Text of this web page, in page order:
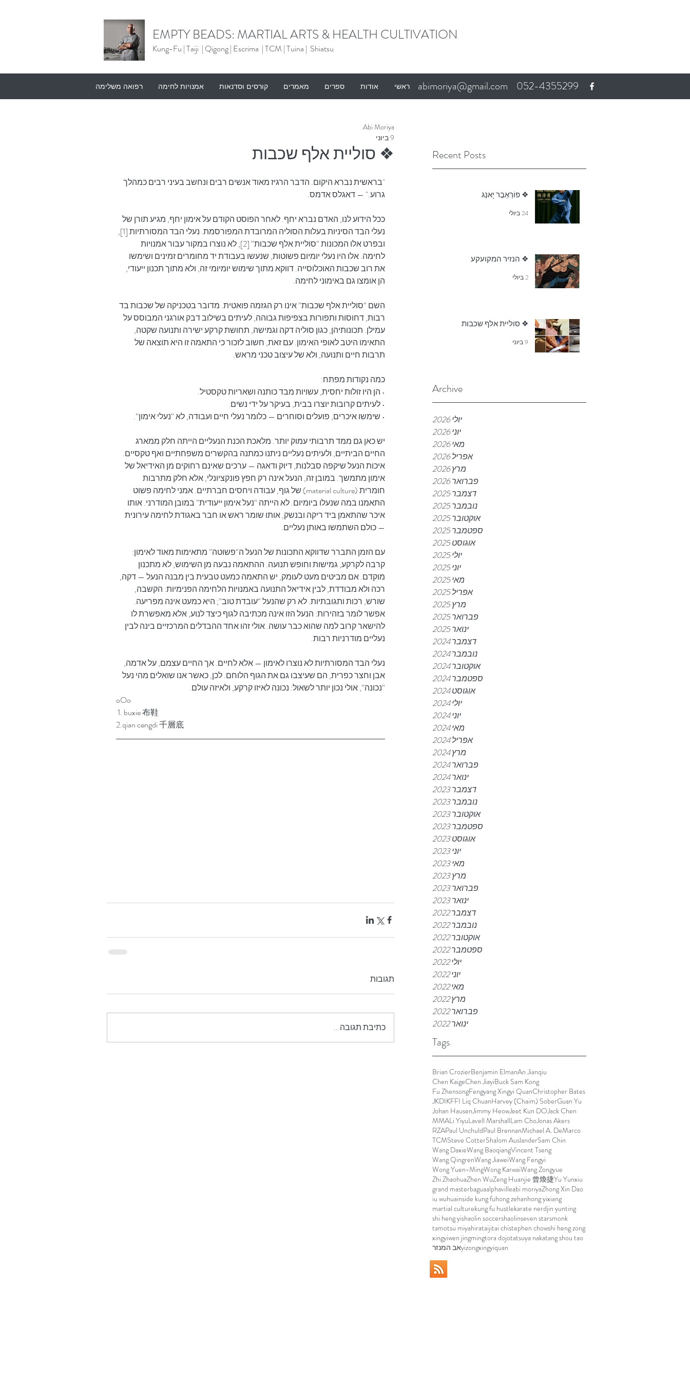
EMPTY BEADS: MARTIAL ARTS & HEALTH CULTIVATION
Kung-Fu |Taiji | Qigong | Escrima |TCM |Tuina | Shiatsu
ראשי אודות ספרים מאמרים קורסים וסדנאות אמנויות לחימה רפואה משלימה abimoriya@gmail.com 052-4355299
Recent Posts
❖ פוֹרְאֵבֶר יָאנְג
24 ביולי
❖ הנזיר המקועקע
2 ביולי
❖ סוליית אלף שכבות
9 ביוני
Archive
יולי 2026
יוני 2026
מאי 2026
אפריל 2026
מרץ 2026
פברואר 2026
דצמבר 2025
נובמבר 2025
אוקטובר 2025
ספטמבר 2025
אוגוסט 2025
יולי 2025
יוני 2025
מאי 2025
אפריל 2025
מרץ 2025
פברואר 2025
ינואר 2025
דצמבר 2024
נובמבר 2024
אוקטובר 2024
ספטמבר 2024
אוגוסט 2024
יולי 2024
יוני 2024
מאי 2024
אפריל 2024
מרץ 2024
פברואר 2024
ינואר 2024
דצמבר 2023
נובמבר 2023
אוקטובר 2023
ספטמבר 2023
אוגוסט 2023
יוני 2023
מאי 2023
מרץ 2023
פברואר 2023
ינואר 2023
דצמבר 2022
נובמבר 2022
אוקטובר 2022
ספטמבר 2022
יולי 2022
יוני 2022
מאי 2022
מרץ 2022
פברואר 2022
ינואר 2022
Tags
An Jianqiu
Benjamin Elman
Brian Crozier
Buck Sam Kong
Chen Jiayi
Chen Kaige
Christopher Bates
Fengyang Xingyi Quan
Fu Zhensong
Guan Yu
Harvey (Chaim) Sober
I Liq Chuan
IKFF
JKD
Jack Chen
Jeet Kun DO
Jimmy Heow
Johan Hausen
Jonas Akers
Lam Cho
Lavell Marshall
Li Yiyu
MMA
Michael A. DeMarco
Paul Brennan
Paul Unchuld
RZA
Sam Chin
Shalom Auslander
Steve Cotter
TCM
Vincent Tseng
Wang Baoqiang
Wang Daxie
Wang Fengyi
Wang Jiawei
Wang Qingren
Wang Zongyue
Wong Karwai
Wong Yuen-Ming
Yu Yunxiu
Zeng Huanjie 曾煥捷
Zhen Wu
Zhi Zhaohua
Zhong Xin Dao
abi moriya
alphaville
bagua
grand master
hong yixiang
hong zehan
inside kung fu
iu wuhua
jin yunting
karate nerd
kung fu hustle
martial culture
monk
seven stars
shaolin
shaolin soccer
shi heng yi
shi heng zong
stephen chow
tai chi
taiji
tamotsu miyahira
tang shou tao
tatsuya naka
tora dojo
wen jingming
xingyi
xingyiquan
yizongאב המנזר
❖ סוליית אלף שכבות
Abi Moriya
9 ביוני
"בראשית נברא היקום. הדבר הרגיז מאוד אנשים רבים ונחשב בעיני רבים כמהלך
גרוע." — דאגלס אדמס.
ככל הידוע לנו, האדם נברא יחף. לאחר הפוסט הקודם על אימון יחף, מגיע תורן של
נעלי הבד הסיניות בעלות הסוליה המרובדת המפורסמת. נעלי הבד המסורתיות [1],
ובפרט אלו המכונות “סוליית אלף שכבות” [2], לא נוצרו במקור עבור אמנויות
לחימה. אלו היו נעלי יומיום פשוטות, שנעשו בעבודת יד מחומרים זמינים ושימשו
את רוב שכבות האוכלוסייה. דווקא מתוך שימוש יומיומי זה, ולא מתוך תכנון ייעודי,
הן אומצו גם באימוני לחימה.
השם “סוליית אלף שכבות” אינו רק הגזמה פואטית. מדובר בטכניקה של שכבות בד
רבות, דחוסות ותפורות בצפיפות גבוהה, לעיתים בשילוב דבק אורגני המבוסס על
עמילן. תכונותיהן, כגון סוליה דקה וגמישה, תחושת קרקע ישירה ותנועה שקטה,
התאימו היטב לאופי האימון. עם זאת, חשוב לזכור כי התאמה זו היא תוצאה של
תרבות חיים ותנועה, ולא של עיצוב טכני מראש.
כמה נקודות מפתח:
• הן היו זולות יחסית, עשויות מבד כותנה ושאריות טקסטיל.
• לעיתים קרובות יוצרו בבית, בעיקר על ידי נשים.
• שימשו איכרים, פועלים וסוחרים — כלומר נעלי חיים ועבודה, לא “נעלי אימון”.
יש כאן גם ממד תרבותי עמוק יותר. מלאכת הכנת הנעליים הייתה חלק ממארג
החיים הביתיים, ולעיתים נעליים ניתנו כמתנה בהקשרים משפחתיים ואף טקסיים.
איכות הנעל שיקפה סבלנות, דיוק ודאגה — ערכים שאינם רחוקים מן האידיאל של
אימון מתמשך. במובן זה, הנעל אינה רק חפץ פונקציונלי, אלא חלק מתרבות
חומרית (material culture) של גוף, עבודה ויחסים חברתיים. אמני לחימה פשוט
התאמנו במה שנעלו ביומיום. לא הייתה “נעל אימון ייעודית” במובן המודרני. אותו
איכר שהתאמן ביד ריקה ובנשק, אותו שומר ראש או חבר באגודת לחימה עירונית
— כולם השתמשו באותן נעליים.
עם הזמן התברר שדווקא התכונות של הנעל ה“פשוטה” מתאימות מאוד לאימון:
קרבה לקרקע, גמישות וחופש תנועה. ההתאמה נבעה מן השימוש, לא מתכנון
מוקדם. אם מביטים מעט לעומק, יש התאמה כמעט טבעית בין מבנה הנעל — דקה,
רכה ולא מבודדת, לבין אידיאל התנועה באמנויות הלחימה הפנימיות: הקשבה,
שורש, רכות ותגובתיות. לא רק שהנעל “עובדת טוב”; היא כמעט אינה מפריעה.
אפשר לומר בזהירות: הנעל הזו אינה מכתיבה לגוף כיצד לנוע, אלא מאפשרת לו
להישאר קרוב למה שהוא כבר עושה. אולי זהו אחד ההבדלים המרכזיים בינה לבין
נעליים מודרניות רבות.
נעלי הבד המסורתיות לא נוצרו לאימון — אלא לחיים. אך החיים עצמם, על אדמה,
אבן וחצר כפרית, הם שעיצבו גם את הגוף הלוחם. לכן, כאשר אנו שואלים מהי נעל
“נכונה”, אולי נכון יותר לשאול: נכונה לאיזו קרקע, ולאיזה עולם.
oOo
1. buxie 布鞋
2.qian cengdi 千層底
תגובות
כתיבת תגובה...